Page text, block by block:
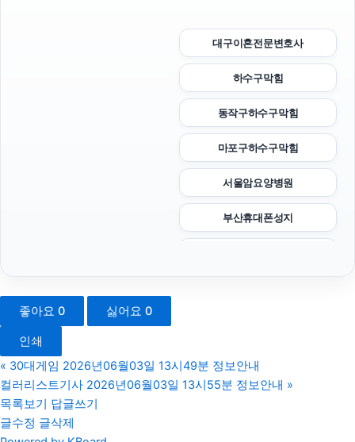
대구이혼전문변호사
하수구막힘
동작구하수구막힘
마포구하수구막힘
서울암요양병원
부산휴대폰성지
구리하수구막힘
좋아요 0 싫어요 0
인쇄
« 30대게임 2026년06월03일 13시49분 정보안내
컬러리스트기사 2026년06월03일 13시55분 정보안내 »
목록보기 답글쓰기
글수정 글삭제